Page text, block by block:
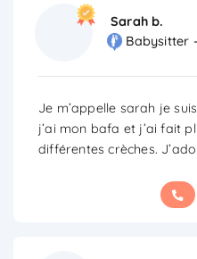
Sarah b.
Babysitter
Je m’appelle sarah je
j’ai mon bafa et j’ai fait
différentes crèches.